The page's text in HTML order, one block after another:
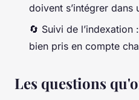
doivent s’intégrer dans
🔄 Suivi de
bien pris en compte
Les questions